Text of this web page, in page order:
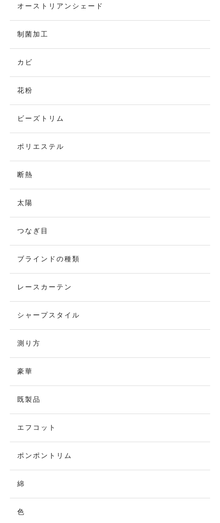
オーストリアンシェード
制菌加工
カビ
花粉
ビーズトリム
ポリエステル
断熱
太陽
つなぎ目
ブラインドの種類
レースカーテン
シャープスタイル
測り方
豪華
既製品
エフコット
ポンポントリム
綿
色